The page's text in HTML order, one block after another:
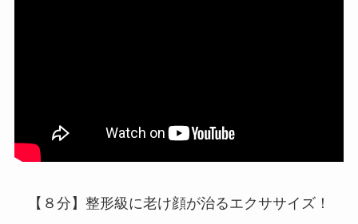
【８分】整形級に老け顔が治るエクササイズ！